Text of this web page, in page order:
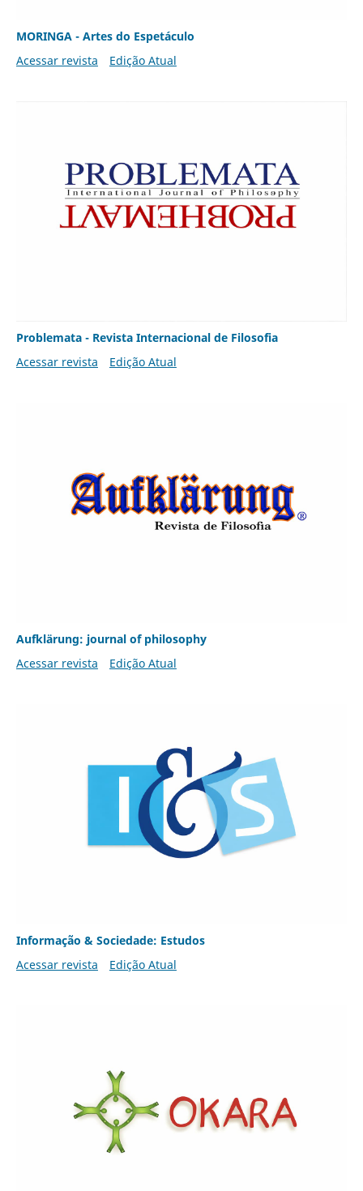
MORINGA - Artes do Espetáculo
Acessar revista
Edição Atual
Problemata - Revista Internacional de Filosofia
Acessar revista
Edição Atual
Aufklärung: journal of philosophy
Acessar revista
Edição Atual
Informação & Sociedade: Estudos
Acessar revista
Edição Atual